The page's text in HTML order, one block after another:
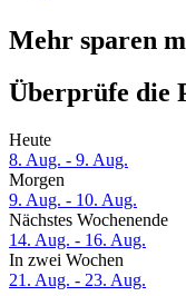
Mehr sparen
Überprüfe die
Heute
8. Aug. - 9. Aug.
Morgen
9. Aug. - 10. Aug.
Nächstes Wochenende
14. Aug. - 16. Aug.
In zwei Wochen
21. Aug. - 23. Aug.